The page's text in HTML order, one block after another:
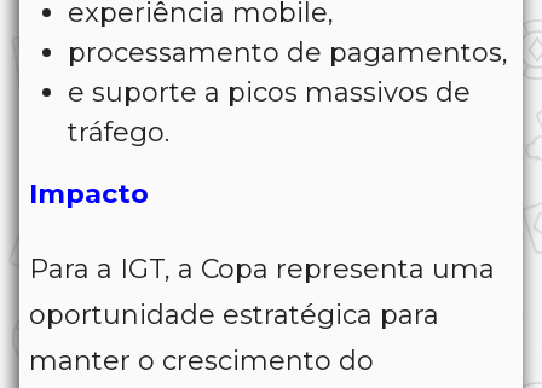
experiência mobile,
processamento de pagamentos,
e suporte a picos massivos de
tráfego.
Impacto
Para a IGT, a Copa representa uma
oportunidade estratégica para
manter o crescimento do